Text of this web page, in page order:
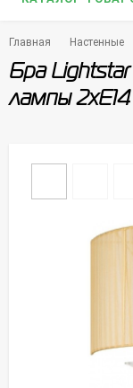
Главная Настенные
Бра
лампы